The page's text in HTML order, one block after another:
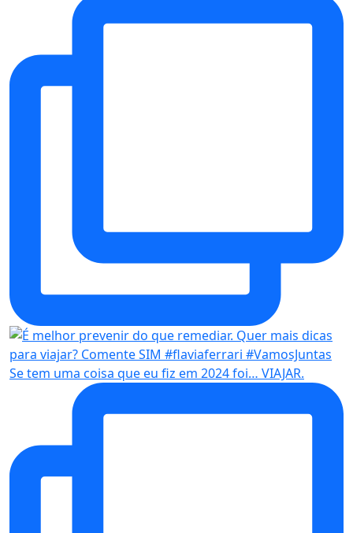
Se tem uma coisa que eu fiz em 2024 foi… VIAJAR.